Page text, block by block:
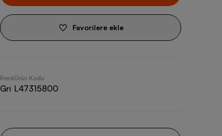
Favorilere ekle
Renk
Gri
Ürün Kodu
L47315800